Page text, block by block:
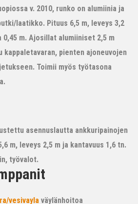
v. 2010, runko on alumiinia ja
laatikko. Pituus 6,5 m, leveys 3,2
0,45 m. Ajosillat alumiiniset 2,5 m
pienten ajoneuvojen
Toimii myös työtasona
asennuslautta ankkuripainojen
m, leveys 2,5 m ja kantavuus 1,6 tn.
työvalot.
vesivayla väylänhoitoa